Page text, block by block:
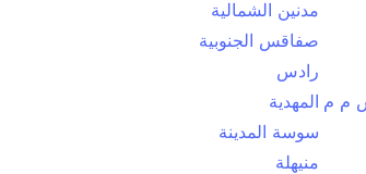
مدنين الشمالية
صفاقس الجنوبية
رادس
المهدية
سوسة المدينة
منيهلة